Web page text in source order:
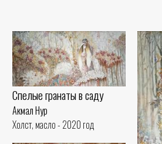
Спелые гранаты в саду
Акмал Нур
Холст, масло - 2020 год